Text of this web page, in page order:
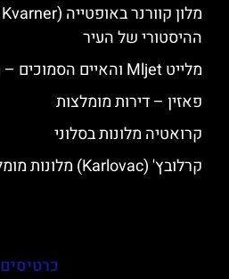
ההיסטורי של העיר
מלייט Mljet והאיים הסמוכים – מלונות מומלצים
פאזין – דירות מומלצות
קרואטיה מלונות בסלוני
קרלובץ' (Karlovac) מלונות מומלצים
כרטיסים